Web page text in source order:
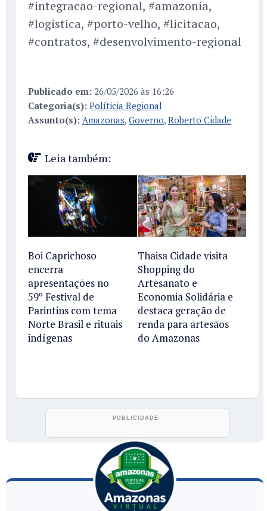
#integracao-regional, #amazonia,
#logistica, #porto-velho, #licitacao,
#contratos, #desenvolvimento-regional
Publicado em: 26/05/2026 às 16:26
Categoria(s): Políticia Regional
Assunto(s): Amazonas, Governo, Roberto Cidade
Leia também:
Boi Caprichoso
encerra
apresentações no
59º Festival de
Parintins com tema
Norte Brasil e rituais
indígenas
Thaisa Cidade visita
Shopping do
Artesanato e
Economia Solidária e
destaca geração de
renda para artesãos
do Amazonas